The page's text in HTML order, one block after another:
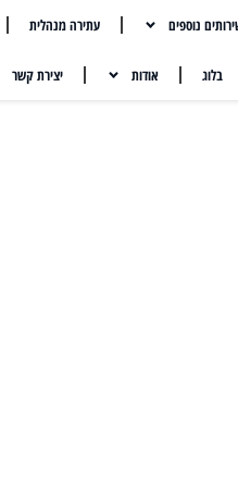
נוספים עתירה מנהלית
בלוג אודות יצירת קשר